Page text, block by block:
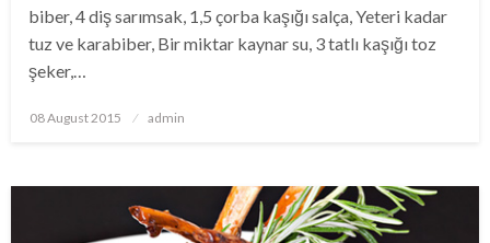
biber, 4 diş sarımsak, 1,5 çorba kaşığı salça, Yeteri kadar
tuz ve karabiber, Bir miktar kaynar su, 3 tatlı kaşığı toz
şeker,…
Posted
08 August 2015 admin